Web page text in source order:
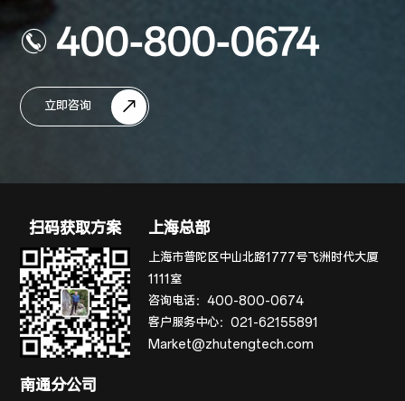
400-800-0674
立即咨询
扫码获取方案 上海总部
上海市普陀区中山北路1777号飞洲时代大厦
1111室
咨询电话：400-800-0674
客户服务中心：021-62155891
Market@zhutengtech.com
南通分公司